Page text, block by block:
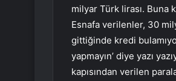
milyar Türk lirası. Buna
Esnafa verilenler, 30
gittiğinde kredi
yapmayın’ diye yazı
kapısından verilen